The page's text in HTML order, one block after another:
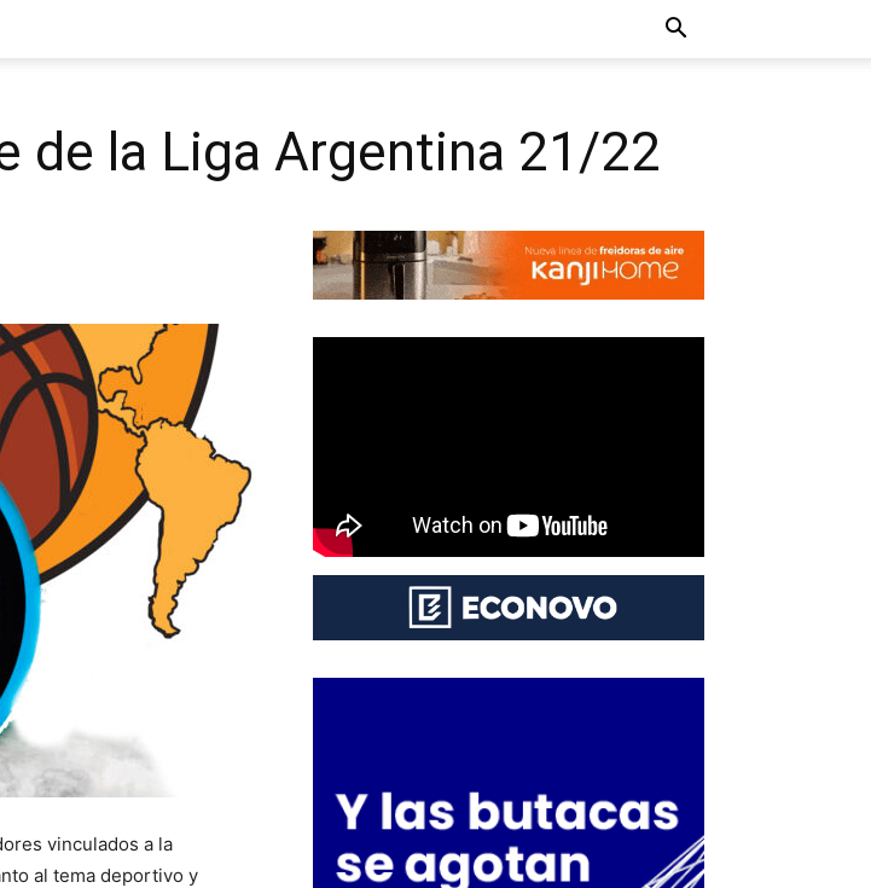
de la Liga Argentina 21/22
vinculados a la
al tema deportivo y